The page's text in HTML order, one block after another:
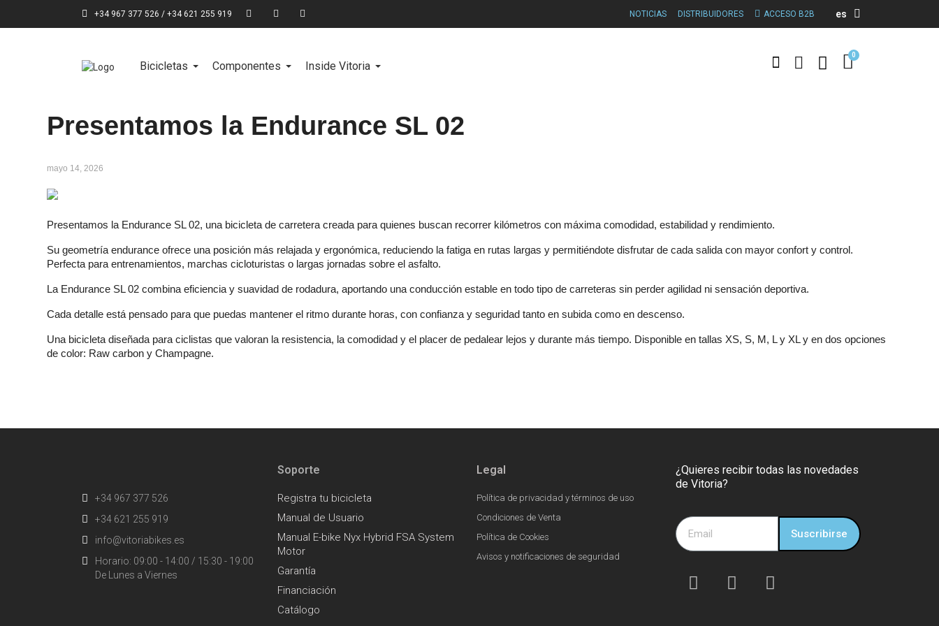
+34 967 377 526 / +34 621 255 919 NOTICIAS DISTRIBUIDORES ACCESO B2B es
Bicicletas Componentes Inside Vitoria
Presentamos la Endurance SL 02
mayo 14, 2026
Presentamos la Endurance SL 02, una bicicleta de carretera creada para quienes buscan recorrer kilómetros con máxima comodidad, estabilidad y rendimiento.
Su geometría endurance ofrece una posición más relajada y ergonómica, reduciendo la fatiga en rutas largas y permitiéndote disfrutar de cada salida con mayor confort y control.
Perfecta para entrenamientos, marchas cicloturistas o largas jornadas sobre el asfalto.
La Endurance SL 02 combina eficiencia y suavidad de rodadura, aportando una conducción estable en todo tipo de carreteras sin perder agilidad ni sensación deportiva.
Cada detalle está pensado para que puedas mantener el ritmo durante horas, con confianza y seguridad tanto en subida como en descenso.
Una bicicleta diseñada para ciclistas que valoran la resistencia, la comodidad y el placer de pedalear lejos y durante más tiempo. Disponible en tallas XS, S, M, L y XL y en dos opciones
de color: Raw carbon y Champagne.
+34 967 377 526
+34 621 255 919
info@vitoriabikes.es
Horario: 09:00 - 14:00 / 15:30 - 19:00
De Lunes a Viernes
Soporte
Registra tu bicicleta
Manual de Usuario
Manual E-bike Nyx Hybrid FSA System
Motor
Garantía
Financiación
Catálogo
Legal
Política de privacidad y términos de uso
Condiciones de Venta
Política de Cookies
Avisos y notificaciones de seguridad
¿Quieres recibir todas las novedades
de Vitoria?
Suscribirse